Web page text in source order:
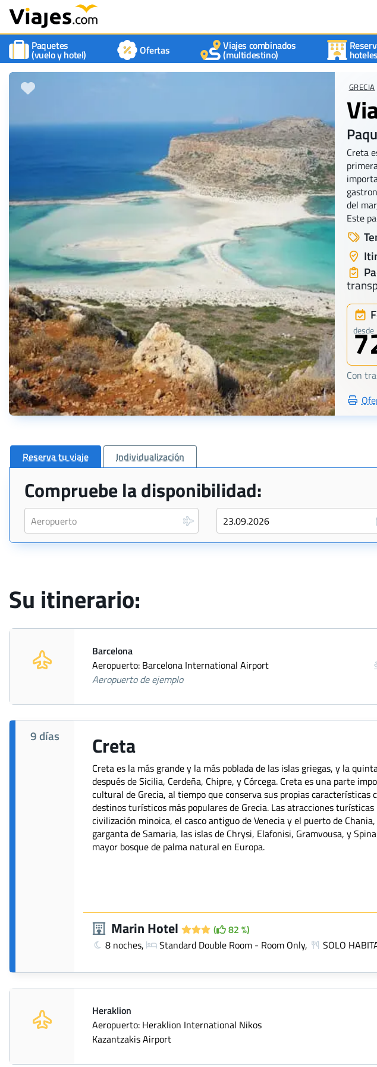
Paquetes
(vuelo y hotel) Ofertas Viajes combinados
(multidestino) hoteles
GRECIA
Creta
del
Este
desde
Con
Reserva tu viaje Individualización
Compruebe la disponibilidad:
Su itinerario:
Barcelona
Aeropuerto: Barcelona International Airport
Aeropuerto de ejemplo
9 días Creta
Creta es la más grande y la más poblada de las islas griegas, y la
después de Sicilia, Cerdeña, Chipre, y Córcega. Creta es una parte
cultural de Grecia, al tiempo que conserva sus propias características
destinos turísticos más populares de Grecia. Las atracciones
civilización minoica, el casco antiguo de Venecia y el puerto de
garganta de Samaria, las islas de Chrysi, Elafonisi, Gramvousa, y
mayor bosque de palma natural en Europa.
Marin Hotel (
82 %)
8 noches,
Standard Double Room - Room Only, SOLO
Heraklion
Aeropuerto: Heraklion International Nikos
Kazantzakis Airport